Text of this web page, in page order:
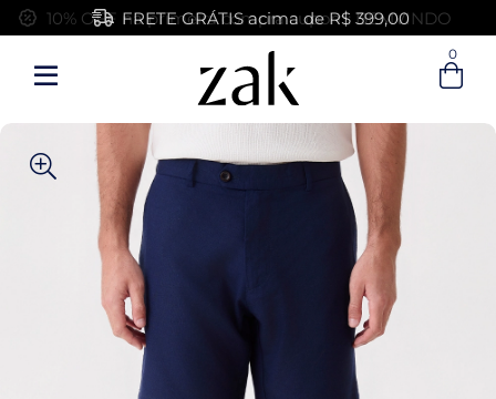
FRETE GRÁTIS acima de R$ 399,00
0